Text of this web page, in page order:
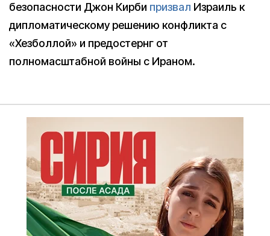
безопасности Джон Кирби призвал Израиль к
дипломатическому решению конфликта с
«Хезболлой» и предостернг от
полномасштабной войны с Ираном.